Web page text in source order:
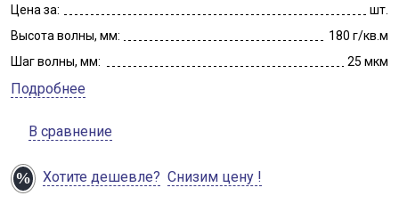
Цена за:
шт.
Высота волны, мм:
180 г/кв.м
Шаг волны, мм:
25 мкм
Подробнее
В сравнение
Хотите дешевле? Снизим цену !